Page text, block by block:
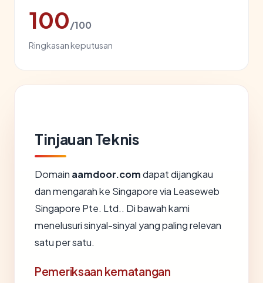
100/100
Ringkasan keputusan
Tinjauan Teknis
Domain aamdoor.comdapat dijangkau
dan mengarah ke Singapore via Leaseweb
Singapore Pte. Ltd.. Di bawah kami
menelusuri sinyal-sinyal yang paling relevan
satu per satu.
Pemeriksaan kematangan